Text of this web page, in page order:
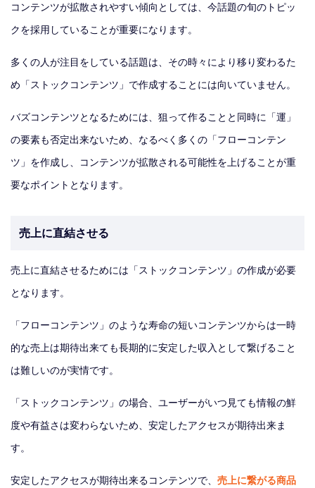
コンテンツが拡散されやすい傾向としては、今話題の旬のトピッ
クを採用していることが重要になります。
多くの人が注目をしている話題は、その時々により移り変わるた
め「ストックコンテンツ」で作成することには向いていません。
バズコンテンツとなるためには、狙って作ることと同時に「運」
の要素も否定出来ないため、なるべく多くの「フローコンテン
ツ」を作成し、コンテンツが拡散される可能性を上げることが重
要なポイントとなります。
売上に直結させる
売上に直結させるためには「ストックコンテンツ」の作成が必要
となります。
「フローコンテンツ」のような寿命の短いコンテンツからは一時
的な売上は期待出来ても長期的に安定した収入として繋げること
は難しいのが実情です。
「ストックコンテンツ」の場合、ユーザーがいつ見ても情報の鮮
度や有益さは変わらないため、安定したアクセスが期待出来ま
す。
安定したアクセスが期待出来るコンテンツで、 売上に繋がる商品